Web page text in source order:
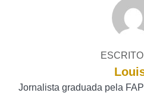
Jornalista graduada pela